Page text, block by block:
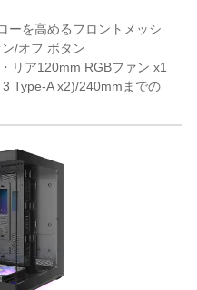
ーを高めるフロントメッシ
/オフ ボタン
リア120mm RGBファン x1
Type-A x2)/240mmまでの